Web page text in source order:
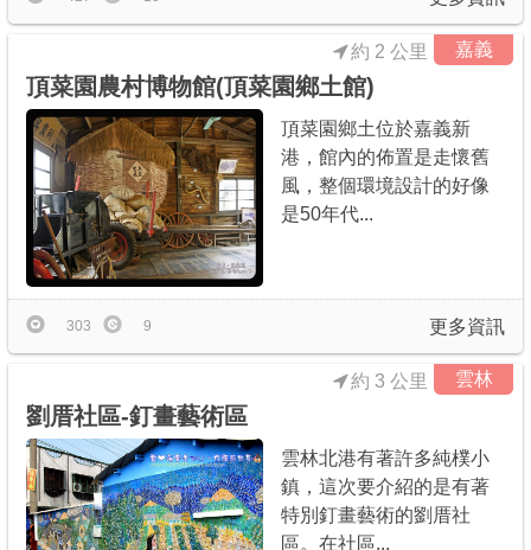
嘉義
約 2 公里
頂菜園農村博物館(頂菜園鄉土館)
頂菜園鄉土位於嘉義新
港，館內的佈置是走懷舊
風，整個環境設計的好像
是50年代...
更多資訊
303 9
雲林
約 3 公里
劉厝社區-釘畫藝術區
雲林北港有著許多純樸小
鎮，這次要介紹的是有著
特別釘畫藝術的劉厝社
區。在社區...